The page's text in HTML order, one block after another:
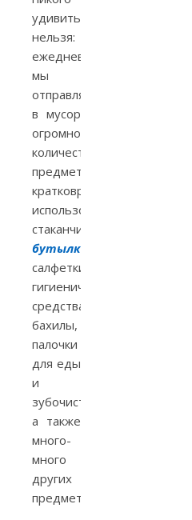
удивить
нельзя:
ежедневно
мы
отправляем
в мусор
огромное
количество
предметов
кратковременного
использования:
стаканчики,
бутылки
салфетки,
гигиенические
средства,
бахилы,
палочки
для еды
и
зубочистки,
а также
много-
много
других
предметов.